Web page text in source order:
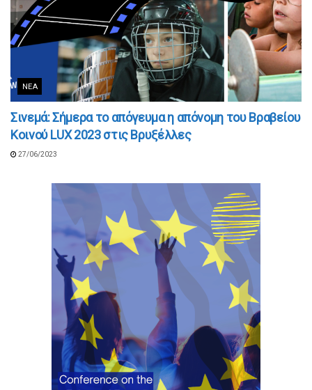
ΝΈΑ
Σινεμά: Σήμερα το απόγευμα η απόνομη του Βραβείου
Κοινού LUX 2023 στις Βρυξέλλες
27/06/2023